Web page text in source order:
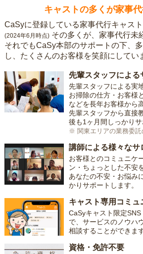
キャストの多くが家事
CaSyに登録している家事代行キャスト
(2024年6月時点) その多くが、家事代行未
それでもCaSy本部のサポートの下、
し、たくさんのお客様を笑顔にしてい
先輩スタッフによる
先輩スタッフによる実
お掃除の仕方・お客様
などを長年お客様から
先輩スタッフから直接
後も1ヶ月間しっかりサ
※ 関東エリアの業務委託
講師による様々なサ
お客様とのコミュニケ
ン・ちょっとした不安
あなたの不安・お悩み
かりサポートします。
キャスト専用コミュ
CaSyキャスト限定SNS
で、サービスのノウハ
相談することができます
資格・免許不要